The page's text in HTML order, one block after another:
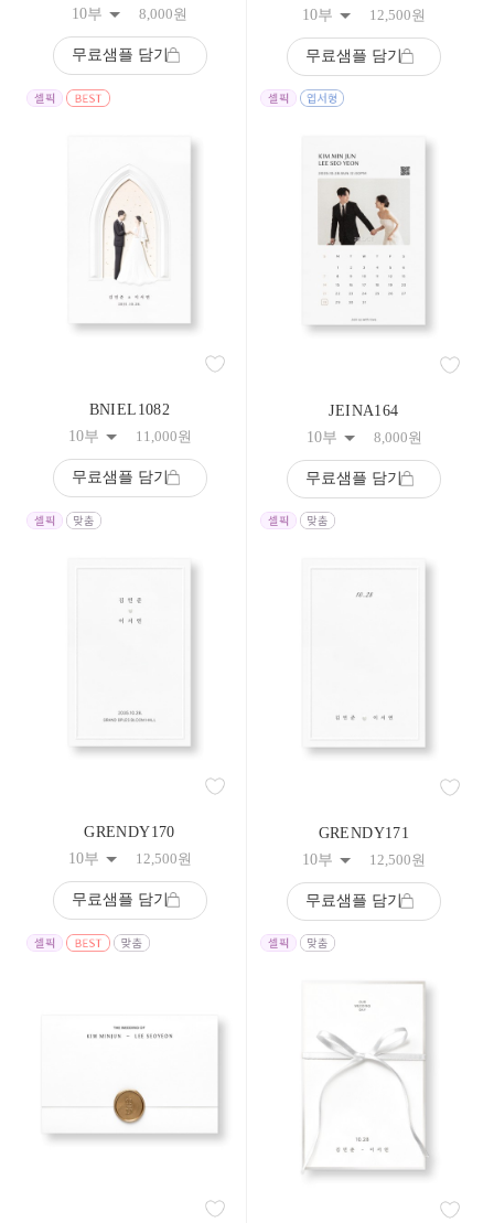
10부 8,000원
무료샘플 담기
10부 12,500원
무료샘플 담기
BNIEL1082
10부
11,000원
무료샘플 담기
JEINA164
10부
8,000원
무료샘플 담기
GRENDY170
10부
12,500원
무료샘플 담기
GRENDY171
10부
12,500원
무료샘플 담기